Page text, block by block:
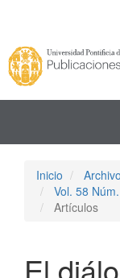
principal
Barra
lateral
Inicio
Vol. 58
Artículos
El